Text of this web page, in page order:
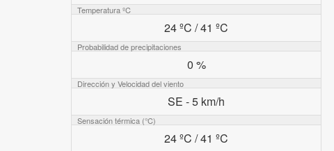
Temperatura ºC
24 ºC / 41 ºC
Probabilidad de precipitaciones
0 %
Dirección y Velocidad del viento
SE - 5 km/h
Sensación térmica (°C)
24 ºC / 41 ºC